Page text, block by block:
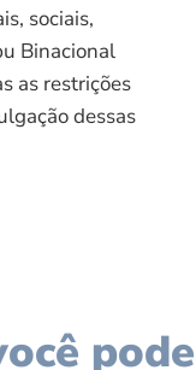
sociais,
Binacional
as restrições
dessas
pode